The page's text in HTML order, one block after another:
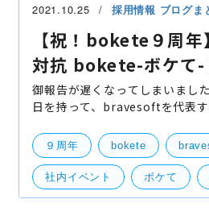
2021.10.25 採用情報 ブログ
【祝！bokete９周
対抗 bokete-ボケて-
御報告が遅くなってしまいま
日を持って、bravesoftを代表
お祝いに、今年の１月に開催し
抗 bokete
９周年 bokete
社内イベント ボケて